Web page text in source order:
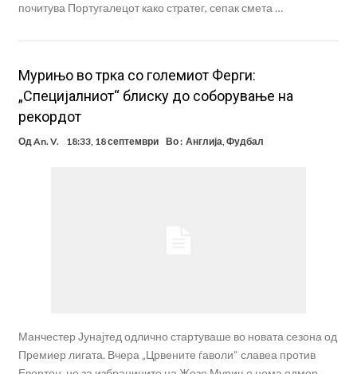
почитува Португалецот како стратег, сепак смета …
Мурињо во трка со големиот Ферги:
„Специјалниот“ блиску до соборување на
рекордот
ОдAn. V. 18:33, 18 септември Во : Англија,Фудбал
Манчестер Јунајтед одлично стартуваше во новата сезона од
Премиер лигата. Вчера „Црвените ѓаволи“ славеа против